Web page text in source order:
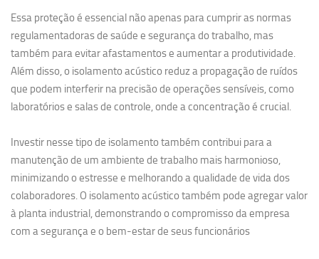
Essa proteção é essencial não apenas para cumprir as normas
regulamentadoras de saúde e segurança do trabalho, mas
também para evitar afastamentos e aumentar a produtividade.
Além disso, o isolamento acústico reduz a propagação de ruídos
que podem interferir na precisão de operações sensíveis, como
laboratórios e salas de controle, onde a concentração é crucial.
Investir nesse tipo de isolamento também contribui para a
manutenção de um ambiente de trabalho mais harmonioso,
minimizando o estresse e melhorando a qualidade de vida dos
colaboradores. O isolamento acústico também pode agregar valor
à planta industrial, demonstrando o compromisso da empresa
com a segurança e o bem-estar de seus funcionários